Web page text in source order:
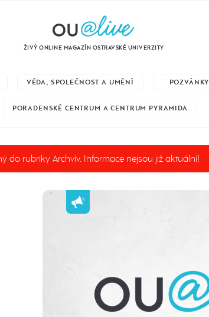
ŽIVÝ ONLINE MAGAZÍN OSTRAVSKÉ UNIVERZITY
VĚDA, SPOLEČNOST A UMĚNÍ POZVÁNKY
PORADENSKÉ CENTRUM A CENTRUM PYRAMIDA
do rubriky Archvív. Informace nejsou již aktuální!